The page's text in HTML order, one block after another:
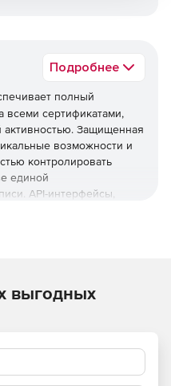
Подробнее
полный
всеми сертификатами,
активностью. Защищенная
возможности и
контролировать
единой
API-интерфейсы,
пользователями и
записи.
выгодных